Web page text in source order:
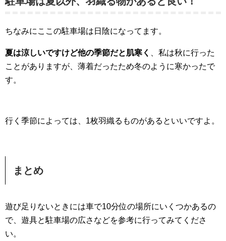
ちなみにここの駐車場は日陰になってます。
夏は涼しいですけど他の季節だと肌寒く
、私は秋に行った
ことがありますが、薄着だったため冬のように寒かったで
す。
行く季節によっては、1枚羽織るものがあるといいですよ。
まとめ
遊び足りないときには車で10分位の場所にいくつかあるの
で、遊具と駐車場の広さなどを参考に行ってみてくださ
い。